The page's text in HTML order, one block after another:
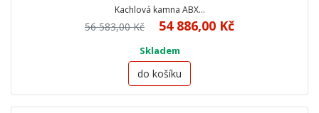
Kachlová kamna ABX…
56 583,00 Kč 54 886,00 Kč
Skladem
do košíku